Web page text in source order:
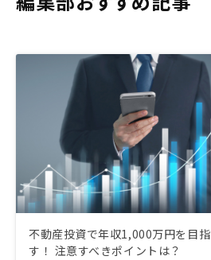
不動産投資で年収1,000万円を目指
す！ 注意すべきポイントは？